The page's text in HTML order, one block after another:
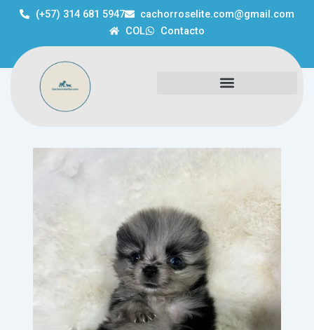
(+57) 314 681 5947
cachorroselite.com@gmail.com
COL
Contacto